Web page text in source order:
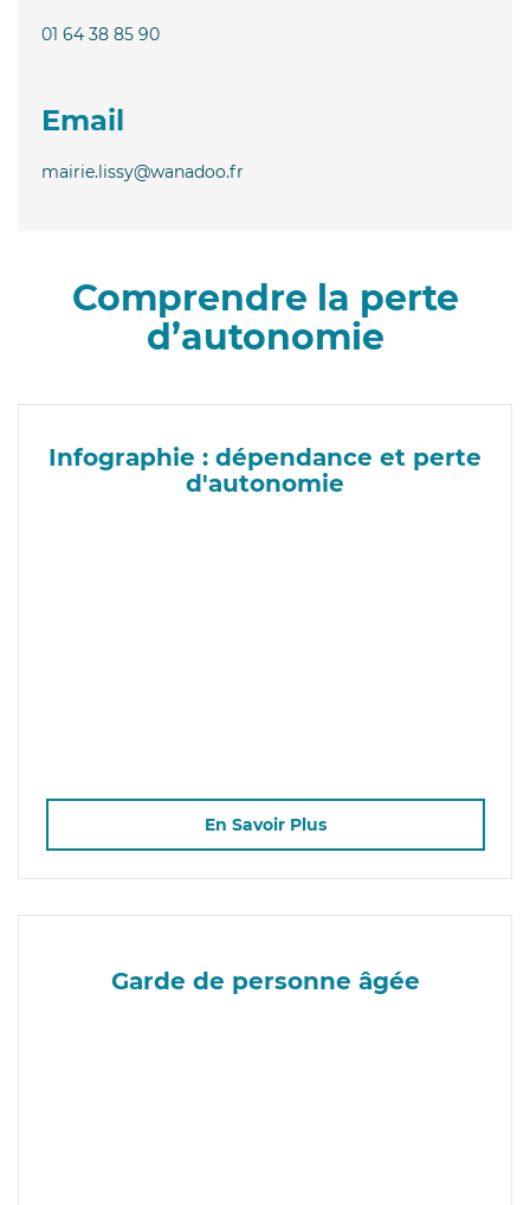
01 64 38 85 90
Email
mairie.lissy@wanadoo.fr
Comprendre la perte
d’autonomie
Infographie : dépendance et perte
d'autonomie
En Savoir Plus
Garde de personne âgée